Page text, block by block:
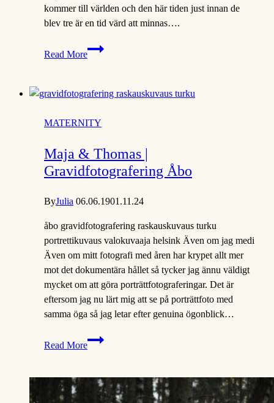
kommer till världen och den här tiden just innan de
blev tre är en tid värd att minnas….
Read More
Maria
&
|
Vasa
MATERNITY
Maja & Thomas |
Gravidfotografering Åbo
ByJulia 06.06.1901.11.24
åbo gravidfotografering raskauskuvaus turku
portrettikuvaus valokuvaaja helsink Även om jag medi
Även om mitt fotografi med åren har krypet allt mer
mot det dokumentära hållet så tycker jag ännu väldigt
mycket om att göra porträttfotograferingar. Det är
eftersom jag nu lärt mig att se på porträttfoto med
samma öga så jag letar efter genuina ögonblick…
Read More
Maja
&
Gravidfotografering